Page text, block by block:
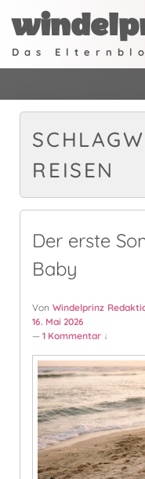
Das
REISEN
Der erste
Baby
VonWindelprinz
16. Mai 2026
—1 Kommentar ↓